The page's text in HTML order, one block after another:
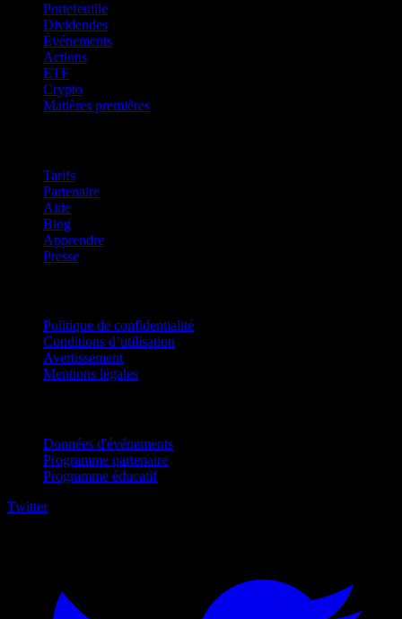
Portefeuille
Dividendes
Événements
Actions
ETF
Crypto
Matières premières
Tarifs
Partenaire
Aide
Blog
Apprendre
Presse
Politique de confidentialité
Conditions d’utilisation
Avertissement
Mentions légales
Données d'événements
Programme partenaire
Programme éducatif
Twitter